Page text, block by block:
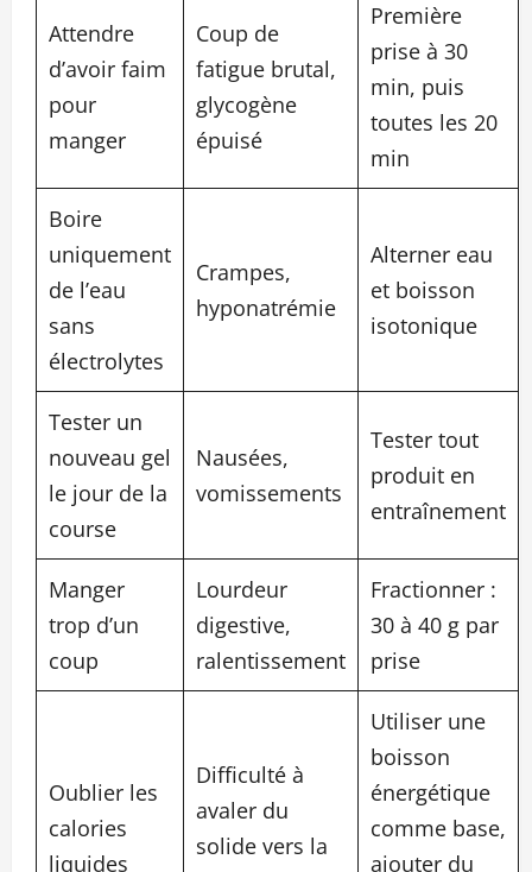
Attendre
d’avoir faim
pour
manger
Coup de
fatigue brutal,
glycogène
épuisé
Première
prise à 30
min, puis
toutes les 20
min
Boire
uniquement
de l’eau
sans
électrolytes
Crampes,
hyponatrémie
Alterner eau
et boisson
isotonique
Tester un
nouveau gel
le jour de la
course
Nausées,
vomissements
Tester tout
produit en
entraînement
Manger
trop d’un
coup
Lourdeur
digestive,
ralentissement
Fractionner :
30 à 40 g par
prise
Oublier les
calories
liquides
Difficulté à
avaler du
solide vers la
Utiliser une
boisson
énergétique
comme base,
ajouter du